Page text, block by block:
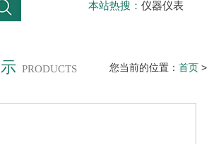
本站热搜： 仪器仪表
PRODUCTS 您当前的位置： 首页 >